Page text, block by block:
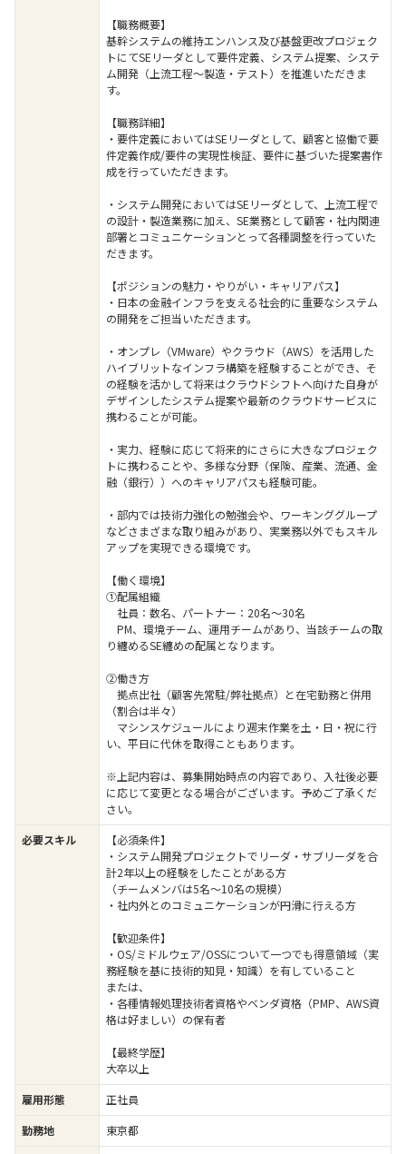
【職務概要】
基幹システムの維持エンハンス及び基盤更改プロジェク
トにてSEリーダとして要件定義、システム提案、システ
ム開発（上流工程～製造・テスト）を推進いただきま
す。
【職務詳細】
・要件定義においてはSEリーダとして、顧客と協働で要
件定義作成/要件の実現性検証、要件に基づいた提案書作
成を行っていただきます。
・システム開発においてはSEリーダとして、上流工程で
の設計・製造業務に加え、SE業務として顧客・社内関連
部署とコミュニケーションとって各種調整を行っていた
だきます。
【ポジションの魅力・やりがい・キャリアパス】
・日本の金融インフラを支える社会的に重要なシステム
の開発をご担当いただきます。
・オンプレ（VMware）やクラウド（AWS）を活用した
ハイブリットなインフラ構築を経験することができ、そ
の経験を活かして将来はクラウドシフトへ向けた自身が
デザインしたシステム提案や最新のクラウドサービスに
携わることが可能。
・実力、経験に応じて将来的にさらに大きなプロジェク
トに携わることや、多様な分野（保険、産業、流通、金
融（銀行））へのキャリアパスも経験可能。
・部内では技術力強化の勉強会や、ワーキンググループ
などさまざまな取り組みがあり、実業務以外でもスキル
アップを実現できる環境です。
【働く環境】
①配属組織
社員：数名、パートナー：20名～30名
PM、環境チーム、運用チームがあり、当該チームの取
り纏めるSE纏めの配属となります。
②働き方
拠点出社（顧客先常駐/弊社拠点）と在宅勤務と併用
（割合は半々）
マシンスケジュールにより週末作業を土・日・祝に行
い、平日に代休を取得こともあります。
※上記内容は、募集開始時点の内容であり、入社後必要
に応じて変更となる場合がございます。予めご了承くだ
さい。
必要スキル
【必須条件】
・システム開発プロジェクトでリーダ・サブリーダを合
計2年以上の経験をしたことがある方
（チームメンバは5名～10名の規模）
・社内外とのコミュニケーションが円滑に行える方
【歓迎条件】
・OS/ミドルウェア/OSSについて一つでも得意領域（実
務経験を基に技術的知見・知識）を有していること
または、
・各種情報処理技術者資格やベンダ資格（PMP、AWS資
格は好ましい）の保有者
【最終学歴】
大卒以上
雇用形態
正社員
勤務地
東京都